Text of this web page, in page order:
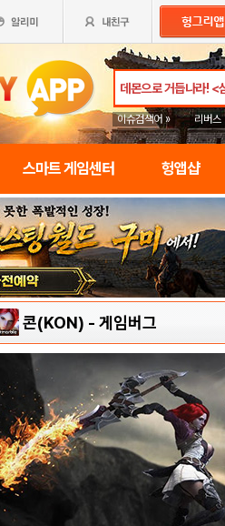
이슈검색어 » 리버스
스마트 게임센터 헝앱샵
콘(KON) - 게임버그